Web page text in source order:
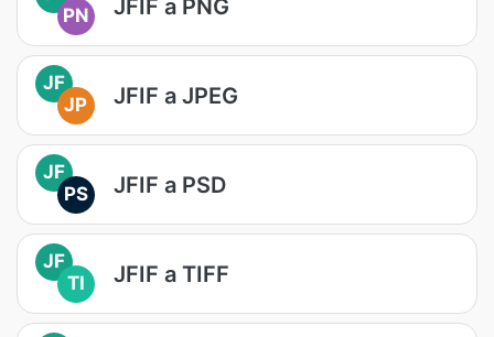
PN
JFIF a PNG
JF
JP
JFIF a JPEG
JF
PS
JFIF a PSD
JF
TI
JFIF a TIFF